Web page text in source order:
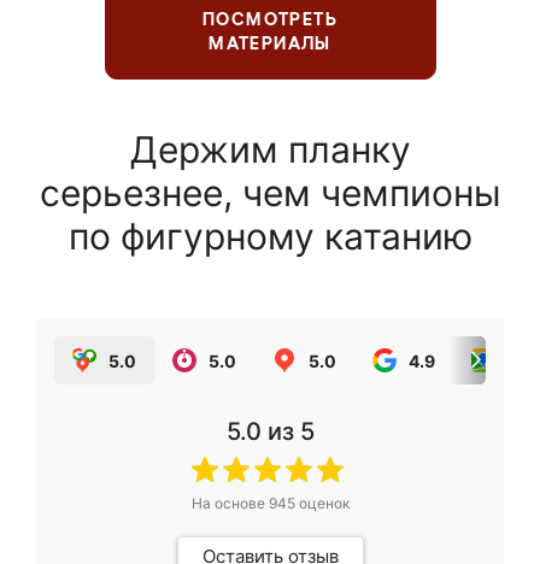
ПОСМОТРЕТЬ
МАТЕРИАЛЫ
Держим планку
серьезнее, чем чемпионы
по фигурному катанию
5.0 5.0 5.0 4.9
5.0 из 5
На основе 945оценок
Оставить отзыв